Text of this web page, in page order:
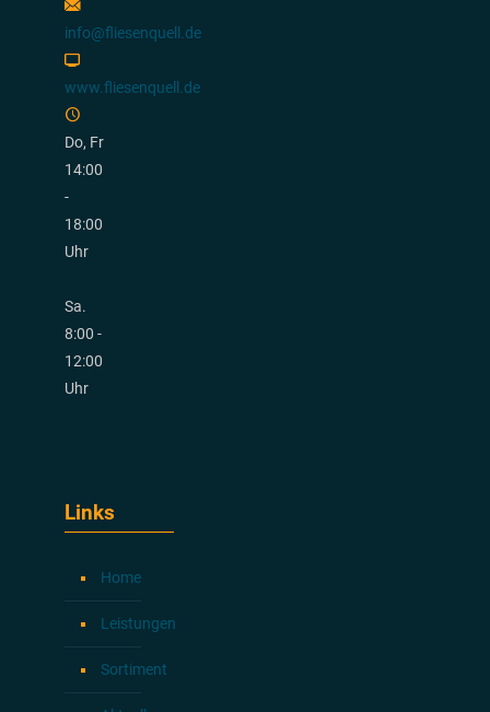
info@fliesenquell.de
www.fliesenquell.de
Do, Fr
14:00
-
18:00
Uhr
Sa.
8:00 -
12:00
Uhr
Links
Home
Leistungen
Sortiment